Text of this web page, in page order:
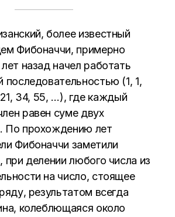
более известный
Фибоначчи, примерно
назад начел работать
последовательностью (1, 1,
34, 55, …), где каждый
равен суме двух
По прохождению лет
Фибоначчи заметили
при делении любого числа из
на число, стоящее
результатом всегда
колеблющаяся около